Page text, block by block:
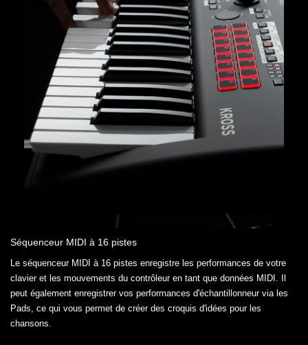
Séquenceur MIDI à 16 pistes
Le séquenceur MIDI à 16 pistes enregistre les performances de votre
clavier et les mouvements du contrôleur en tant que données MIDI. Il
peut également enregistrer vos performances d'échantillonneur via les
Pads, ce qui vous permet de créer des croquis d'idées pour les
chansons.